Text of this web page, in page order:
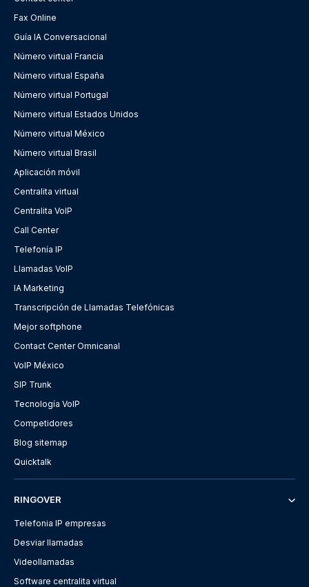
Fax Online
Guía IA Conversacional
Número virtual Francia
Número virtual España
Número virtual Portugal
Número virtual Estados Unidos
Número virtual México
Número virtual Brasil
Aplicación móvil
Centralita virtual
Centralita VoIP
Call Center
Telefonía IP
Llamadas VoIP
IA Marketing
Transcripción de Llamadas Telefónicas
Mejor softphone
Contact Center Omnicanal
VoIP México
SIP Trunk
Tecnología VoIP
Competidores
Blog sitemap
Quicktalk
RINGOVER
Telefonia IP empresas
Desviar llamadas
Videollamadas
Software centralita virtual